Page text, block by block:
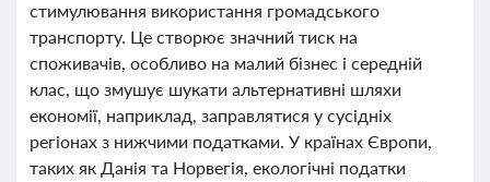
стимулювання використання громадського
транспорту. Це створює значний тиск на
споживачів, особливо на малий бізнес і середній
клас, що змушує шукати альтернативні шляхи
економії, наприклад, заправлятися у сусідніх
регіонах з нижчими податками. У країнах Європи,
таких як Данія та Норвегія, екологічні податки